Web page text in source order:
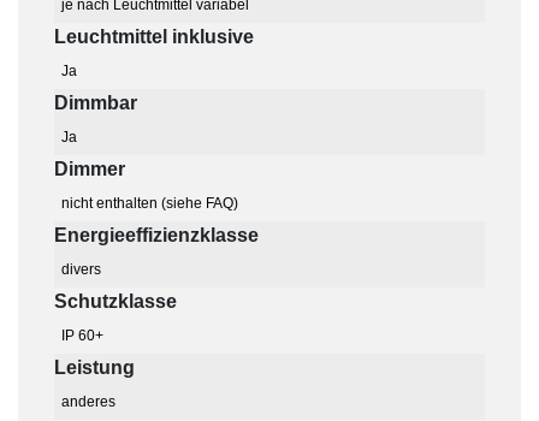
je nach Leuchtmittel variabel
Leuchtmittel inklusive
Ja
Dimmbar
Ja
Dimmer
nicht enthalten (siehe FAQ)
Energieeffizienzklasse
divers
Schutzklasse
IP 60+
Leistung
anderes